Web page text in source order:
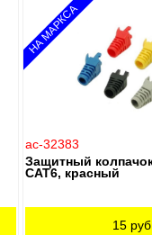
НА МАРКСА
ac-32383
Защитный
CAT6, красный
15руб.